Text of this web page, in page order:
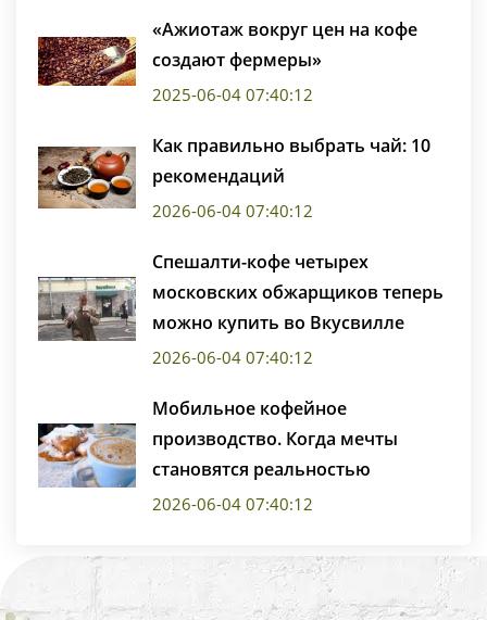
«Ажиотаж вокруг цен на кофе
создают фермеры»
2025-06-04 07:40:12
Как правильно выбрать чай: 10
рекомендаций
2026-06-04 07:40:12
Спешалти-кофе четырех
московских обжарщиков теперь
можно купить во Вкусвилле
2026-06-04 07:40:12
Мобильное кофейное
производство. Когда мечты
становятся реальностью
2026-06-04 07:40:12